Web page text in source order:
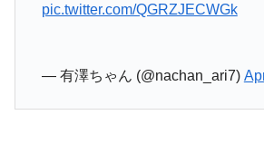
pic.twitter.com/QGRZJECWGk
— 有澤ちゃん (@nachan_ari7)